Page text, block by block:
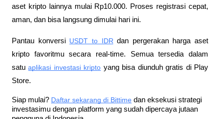
aset kripto lainnya mulai Rp10.000. Proses registrasi cepat,
aman, dan bisa langsung dimulai hari ini.
Pantau konversi USDT to IDR dan pergerakan harga aset
kripto favoritmu secara real-time. Semua tersedia dalam
satu aplikasi investasi kripto yang bisa diunduh gratis di Play
Store.
Siap mulai? Daftar sekarang di Bittime dan eksekusi strategi
investasimu dengan platform yang sudah dipercaya jutaan